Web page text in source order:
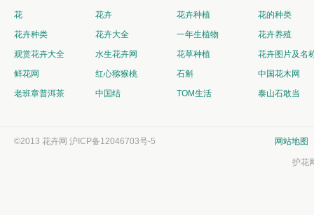
花 花卉 花卉种植
花的种类
花卉种类
花卉大全 一年生植物
花卉养殖
观赏花卉大全
水生花卉网 花草种植
花卉图片及名
鲜花网
红心猕猴桃 石斛
中国花木网
老班章普洱茶
中国结 TOM生活 泰山石敢当
©2013 花卉网 沪ICP备12046703号-5 网站地图
护花